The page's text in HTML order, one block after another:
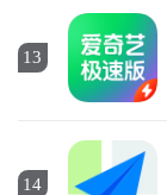
13
14